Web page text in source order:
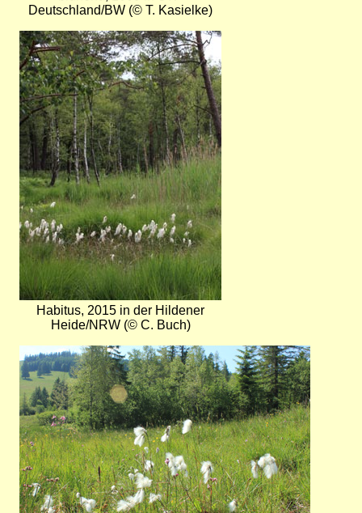
Deutschland/BW (© T. Kasielke)
Bild
Habitus, 2015 in der Hildener
Heide/NRW (© C. Buch)
Bild